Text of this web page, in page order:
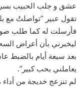
عشق و جلب الحبيب
تقول عبير “تواصلتُ مع
فأرسلت له كما طلب
ليخبرني بأن أعراض
بعد سبعة أيام بالضبط
يعاملني بحب كبير”.